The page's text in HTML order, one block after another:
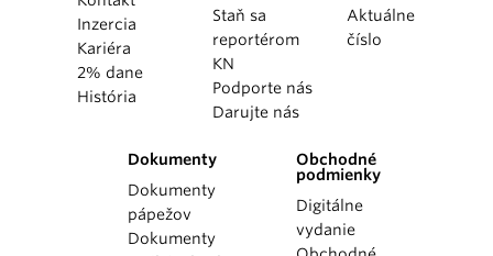
Inzercia
Kariéra
2% dane
História
Staň sa
reportérom
KN
Podporte nás
Darujte nás
Aktuálne
číslo
Dokumenty
Dokumenty
pápežov
Dokumenty
Obchodné
podmienky
Digitálne
vydanie